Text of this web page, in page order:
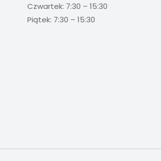
Czwartek: 7:30 – 15:30
Piątek: 7:30 – 15:30